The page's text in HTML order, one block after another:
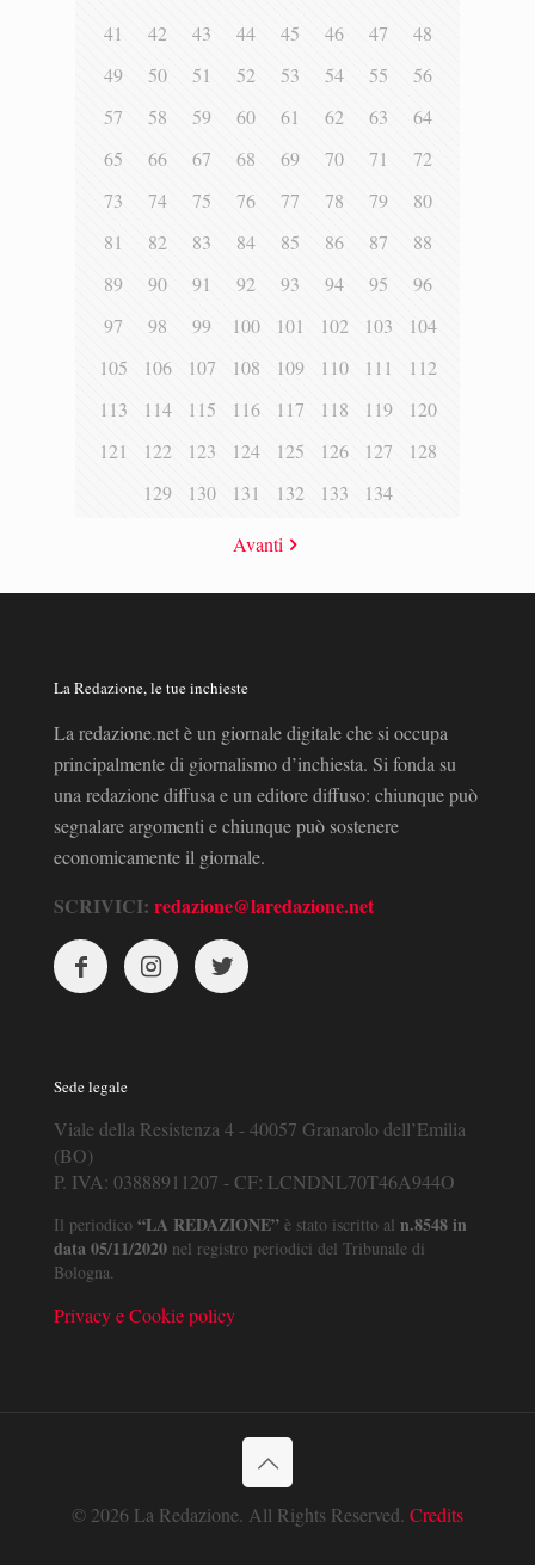
41
42 43 44 45 46 47
48
49
50 51 52 53 54 55
56
57
58 59 60 61 62 63
64
65
66 67 68 69 70 71
72
73
74 75 76 77 78 79
80
81
82 83 84 85 86 87
88
89
90 91 92 93 94 95
96
97
98 99 100 101 102 103
104
105
106 107 108 109 110 111
112
113
114 115 116 117 118 119
120
121
122 123 124 125 126 127
128
129
130 131 132 133 134
Avanti
La Redazione, le tue inchieste
La redazione.net è un giornale digitale che si occupa
principalmente di giornalismo d’inchiesta. Si fonda su
una redazione diffusa e un editore diffuso: chiunque può
segnalare argomenti e chiunque può sostenere
economicamente il giornale.
SCRIVICI: redazione@laredazione.net
Sede legale
Viale della Resistenza 4 - 40057 Granarolo dell’Emilia
(BO)
P. IVA: 03888911207 - CF: LCNDNL70T46A944O
Il periodico “LA REDAZIONE” è stato iscritto al n.8548 in
data 05/11/2020 nel registro periodici del Tribunale di
Bologna.
Privacy e Cookie policy
© 2026 La Redazione. All Rights Reserved. Credits